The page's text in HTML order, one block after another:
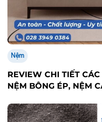
Nệm
REVIEW CHI TIẾT
NỆM BÔNG ÉP, NỆM